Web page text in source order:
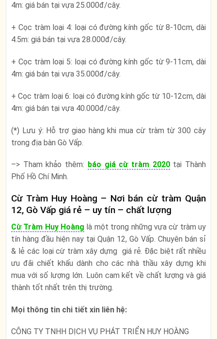
4m: giá bán tại vựa 25.000đ/cây.
+ Cọc tràm loại 4: loại có đường kính gốc từ 8-10cm, dài
4.5m: giá bán tại vựa 28.000đ/cây.
+ Cọc tràm loại 5: loại có đường kính gốc từ 9-11cm, dài
4m: giá bán tại vựa 35.000đ/cây.
+ Cọc tràm loại 6: loại có đường kính gốc từ 10-12cm, dài
4m: giá bán tại vựa 40.000đ/cây.
(*) Lưu ý: Hỗ trợ giao hàng khi mua cừ tràm từ 300 cây
trong địa bàn Gò Vấp.
–> Tham khảo thêm: báo giá cừ tràm 2020tại Thành
Phố Hồ Chí Minh.
Cừ Tràm Huy Hoàng – Nơi bán cừ tràm Quận
12, Gò Vấp giá rẻ – uy tín – chất lượng
Cừ Tràm Huy Hoàng là một trong những vựa cừ tràm uy
tín hàng đầu hiện nay tại Quận 12, Gò Vấp. Chuyên bán sỉ
& lẻ các loại cừ tràm xây dựng giá rẻ. Đặc biệt rất nhiều
ưu đãi chiết khấu dành cho các nhà thầu xây dựng khi
mua với số lượng lớn. Luôn cam kết về chất lượng và giá
thành tốt nhất trên thị trường.
Mọi thông tin chi tiết xin liên hệ:
CÔNG TY TNHH DỊCH VỤ PHÁT TRIỂN HUY HOÀNG